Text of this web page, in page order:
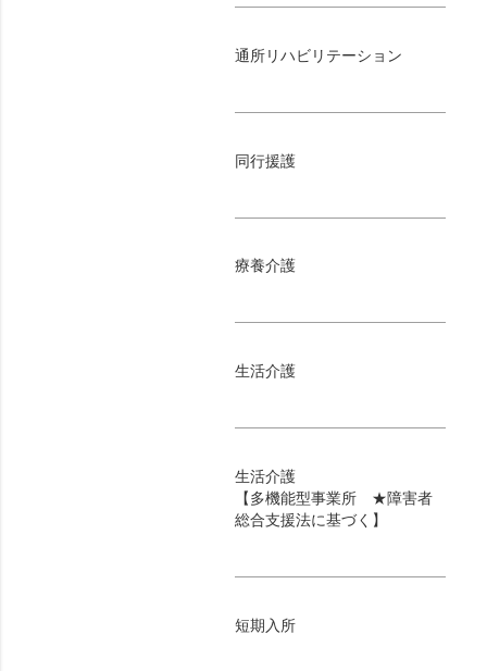
通所リハビリテーション
同行援護
療養介護
生活介護
生活介護
【多機能型事業所 ★障害者
総合支援法に基づく】
短期入所